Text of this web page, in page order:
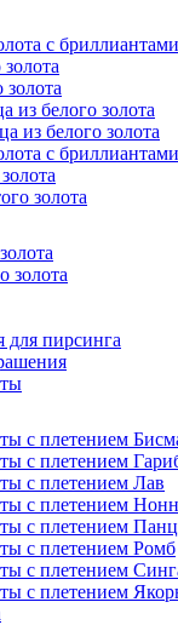
с бриллиантами
из белого золота
из белого золота
с бриллиантами
золота
золота
для пирсинга
с плетением
с плетением
с плетением Лав
с плетением
с плетением
с плетением Ромб
с плетением
с плетением